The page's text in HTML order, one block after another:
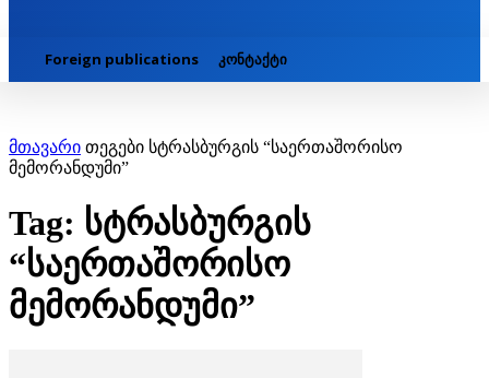
Foreign publications კონტაქტი
მთავარი თეგები სტრასბურგის “საერთაშორისო
მემორანდუმი”
Tag: სტრასბურგის
“საერთაშორისო
მემორანდუმი”